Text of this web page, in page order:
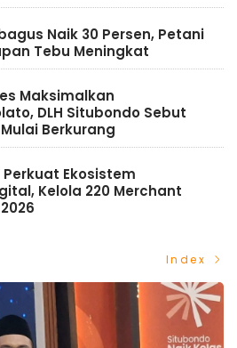
Naik 30 Persen, Petani
Tebu Meningkat
Maksimalkan
DLH Situbondo Sebut
Berkurang
Perkuat Ekosistem
Kelola 220 Merchant
Index